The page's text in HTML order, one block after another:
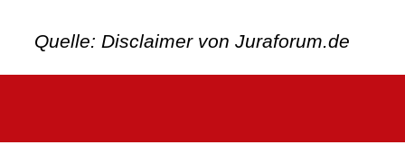
Quelle: Disclaimer von Juraforum.de